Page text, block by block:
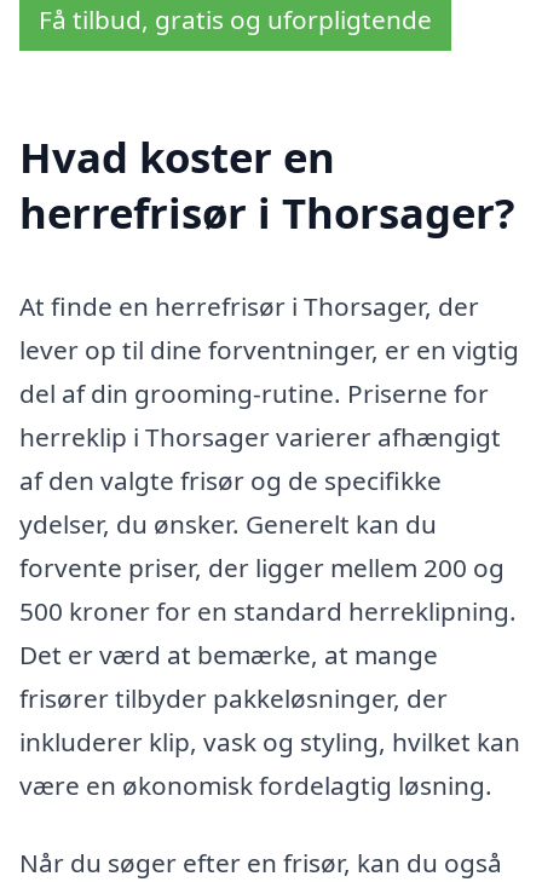
Få tilbud, gratis og uforpligtende
Hvad koster en
herrefrisør i Thorsager?
At finde en herrefrisør i Thorsager, der
lever op til dine forventninger, er en vigtig
del af din grooming-rutine. Priserne for
herreklip i Thorsager varierer afhængigt
af den valgte frisør og de specifikke
ydelser, du ønsker. Generelt kan du
forvente priser, der ligger mellem 200 og
500 kroner for en standard herreklipning.
Det er værd at bemærke, at mange
frisører tilbyder pakkeløsninger, der
inkluderer klip, vask og styling, hvilket kan
være en økonomisk fordelagtig løsning.
Når du søger efter en frisør, kan du også